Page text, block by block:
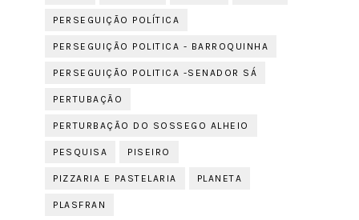
PERSEGUIÇÃO POLÍTICA
PERSEGUIÇÃO POLITICA - BARROQUINHA
PERSEGUIÇÃO POLITICA -SENADOR SÁ
PERTUBAÇÃO
PERTURBAÇÃO DO SOSSEGO ALHEIO
PESQUISA PISEIRO
PIZZARIA E PASTELARIA PLANETA
PLASFRAN